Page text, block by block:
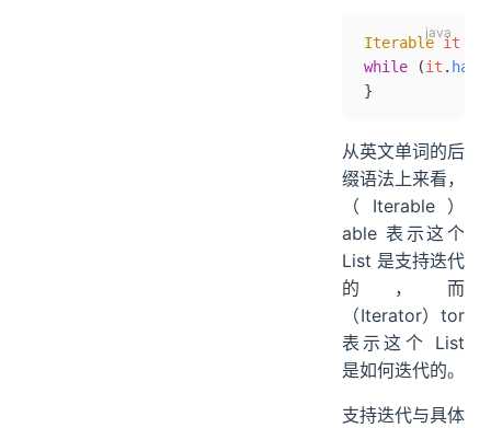
Iterable it
while (it .
}
从英文单词的后
缀语法上来看，
（Iterable）
able 表示这个
List 是支持迭代
的，而
（Iterator）tor
表示这个 List
是如何迭代的。
支持迭代与具体